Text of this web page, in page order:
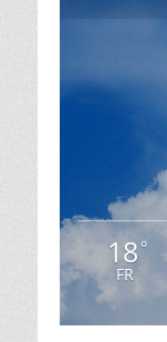
18°
FR